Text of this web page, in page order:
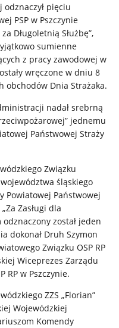
odznaczył pięciu
PSP w Pszczynie
Długoletnią Służbę”,
sumienne
z pracy zawodowej w
wręczone w dniu 8
obchodów Dnia Strażaka.
nadał srebrną
jednemu
Państwowej Straży
Związku
śląskiego
Powiatowej Państwowej
Zasługi dla
został jeden
dokonał Druh Szymon
Związku OSP RP
Wiceprezes Zarządu
RP w Pszczynie.
ZZS „Florian”
Wojewódzkiej
Komendy